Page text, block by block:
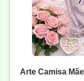
Arte Camisa